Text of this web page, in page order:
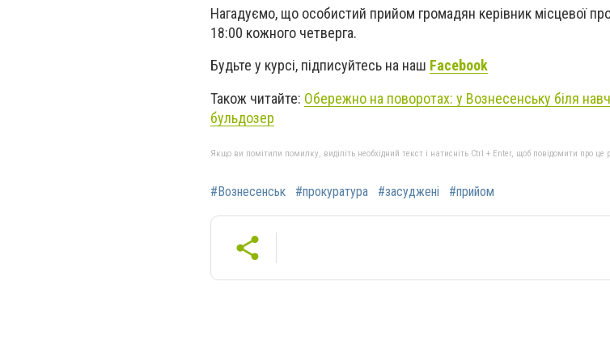
Нагадуємо, що особистий прийом громадян керівник місцевої
18:00 кожного четверга.
Будьте у курсі, підписуйтесь на наш Facebook
Також читайте: Обережно на поворотах: у Вознесенську біля
бульдозер
Якщо ви помітили помилку, виділіть необхідний текст і натисніть Ctrl + Enter, щоб повідомити про це
#Вознесенськ #прокуратура #засуджені #прийом